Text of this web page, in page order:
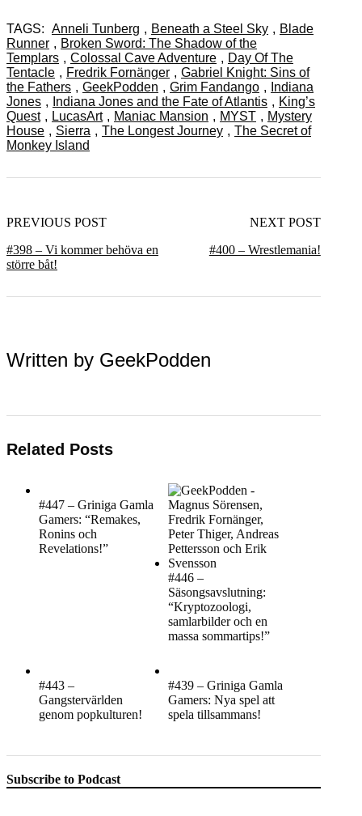
TAGS: Anneli Tunberg , Beneath a Steel Sky , Blade
Runner , Broken Sword: The Shadow of the
Templars , Colossal Cave Adventure , Day Of The
Tentacle , Fredrik Fornänger , Gabriel Knight: Sins of
the Fathers , GeekPodden , Grim Fandango ,
Indiana
Jones , Indiana Jones and the Fate of Atlantis , King’s
Quest , LucasArt , Maniac Mansion , MYST , Mystery
House , Sierra , The Longest Journey , The Secret of
Monkey Island
PREVIOUS POST
#398 – Vi kommer behöva en
större båt!
NEXT POST
#400 – Wrestlemania!
Written by GeekPodden
Related Posts
#447 – Griniga Gamla
Gamers: “Remakes,
Ronins och
Revelations!”
#446 –
Säsongsavslutning:
“Kryptozoologi,
samlarbilder och en
massa sommartips!”
#443 –
Gangstervärlden
genom popkulturen!
#439 – Griniga Gamla
Gamers: Nya spel att
spela tillsammans!
Subscribe to Podcast